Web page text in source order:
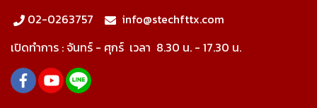
02-0263757
info@stechfttx.com
เปิดทำการ :จันทร์ - ศุกร์ เวลา 8.30 น. - 17.30 น.